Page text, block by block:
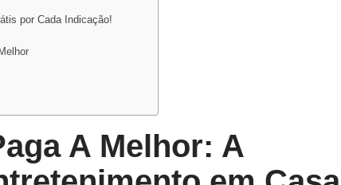
por Cada Indicação!
A Melhor: A